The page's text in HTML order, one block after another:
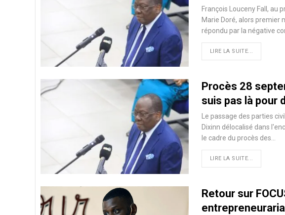
François Louceny Fall, au
Marie Doré, alors premier
répondu par la négative
LIRE LA SUITE...
Procès 28
suis pas là pour
Le passage des parties
Dixinn délocalisé dans
le cadre du procès des…
LIRE LA SUITE...
Retour sur